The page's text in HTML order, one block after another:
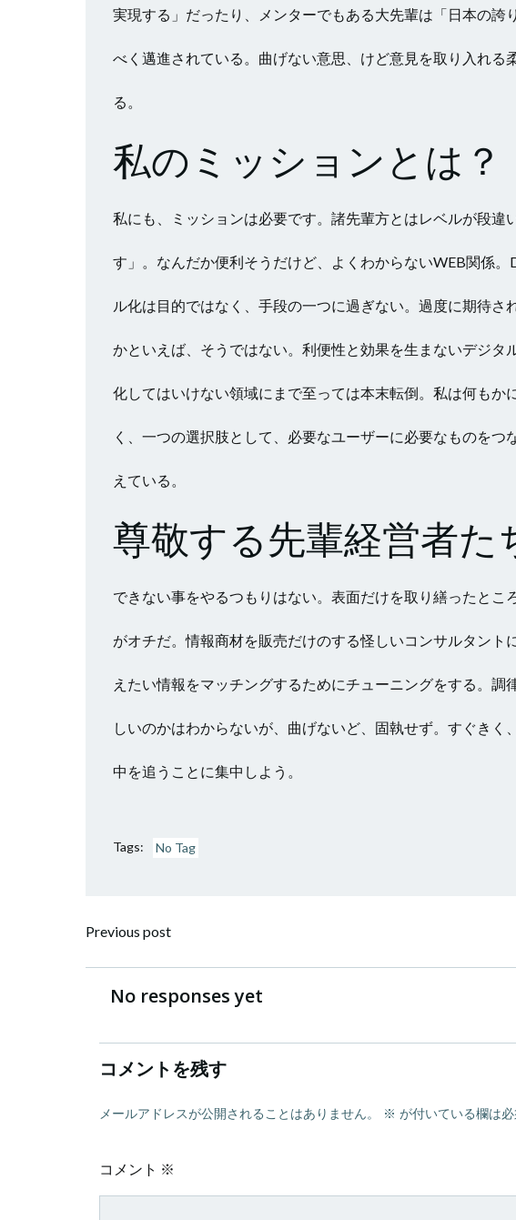
実現する」だったり、メンターでもある大先輩は「日本の誇
べく邁進されている。曲げない意思、けど意見を取り入れ
る。
私のミッションとは？
私にも、ミッションは必要です。諸先輩方とはレベルが段
す」。なんだか便利そうだけど、よくわからないWEB関係
ル化は目的ではなく、手段の一つに過ぎない。過度に期待
かといえば、そうではない。利便性と効果を生まないデジ
化してはいけない領域にまで至っては本末転倒。私は何もか
く、一つの選択肢として、必要なユーザーに必要なものを
えている。
尊敬する先輩経営者た
できない事をやるつもりはない。表面だけを取り繕ったと
がオチだ。情報商材を販売だけのする怪しいコンサルタン
えたい情報をマッチングするためにチューニングをする。
しいのかはわからないが、曲げないど、固執せず。すぐき
中を追うことに集中しよう。
Tags: No Tag
投
稿
ナ
ビ
ゲ
シ
Previous post
稿
ゲ
シ
No responses yet
コメントを残す
メールアドレスが公開されることはありません。 ※ が付いている欄は
コメント ※